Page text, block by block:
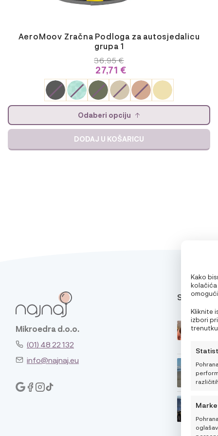
Kako
kolačića
oglase.
Kliknite
izbori
AeroMoov Zračna Podloga za autosjedalicu
grupa 1
36,95€
27,71 €
Odaberi opciju
DODAJ U KOŠARICU
Mikroedra d.o.o.
(01) 48 22 132
info@najnaj.eu
SAVJETI